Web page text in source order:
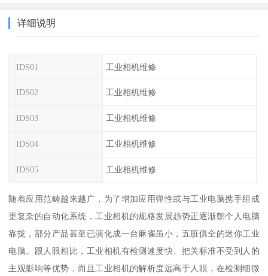
详细说明
IDS01 工业相机维修
IDS02 工业相机维修
IDS03 工业相机维修
IDS04 工业相机维修
IDS05 工业相机维修
随着应用范畴越来越广，为了增加应用弹性或与工业电脑携手组成
更复杂的自动化系统，工业相机的规格发展趋势正逐渐朝个人电脑
靠拢，部分产品甚至已演化成一台麻雀虽小，五脏俱全的迷你工业
电脑。跟人眼相比，工业相机有检测速度快、把关标准不受到人的
主观影响等优势，而且工业相机的解析度远高于人眼，在检测细微